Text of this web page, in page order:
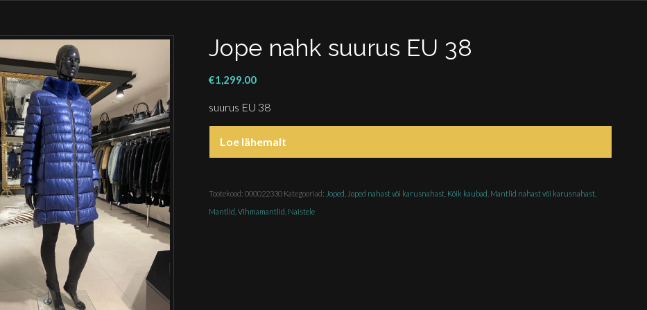
Jope nahk suurus EU 38
€1,299.00
suurus EU 38
Loe lähemalt
Tootekood:000022330 Kategooriad: Joped Joped nahast või karusnahast Kõik kaubad Mantlid nahast või karusnahast
Mantlid, Vihmamantlid Naistele